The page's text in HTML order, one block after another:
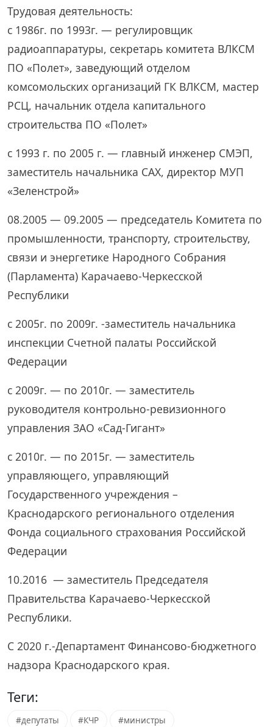
Трудовая деятельность:
с 1986г. по 1993г. — регулировщик
радиоаппаратуры, секретарь комитета ВЛКСМ
ПО «Полет», заведующий отделом
комсомольских организаций ГК ВЛКСМ, мастер
РСЦ, начальник отдела капитального
строительства ПО «Полет»
с 1993 г. по 2005 г. — главный инженер СМЭП,
заместитель начальника САХ, директор МУП
«Зеленстрой»
08.2005 — 09.2005 — председатель Комитета по
промышленности, транспорту, строительству,
связи и энергетике Народного Собрания
(Парламента) Карачаево-Черкесской
Республики
с 2005г. по 2009г. -заместитель начальника
инспекции Счетной палаты Российской
Федерации
с 2009г. — по 2010г. — заместитель
руководителя контрольно-ревизионного
управления ЗАО «Сад-Гигант»
с 2010г. — по 2015г. — заместитель
управляющего, управляющий
Государственного учреждения –
Краснодарского регионального отделения
Фонда социального страхования Российской
Федерации
10.2016 — заместитель Председателя
Правительства Карачаево-Черкесской
Республики.
С 2020 г.-Департамент Финансово-бюджетного
надзора Краснодарского края.
Теги:
#депутаты #КЧР
#министры